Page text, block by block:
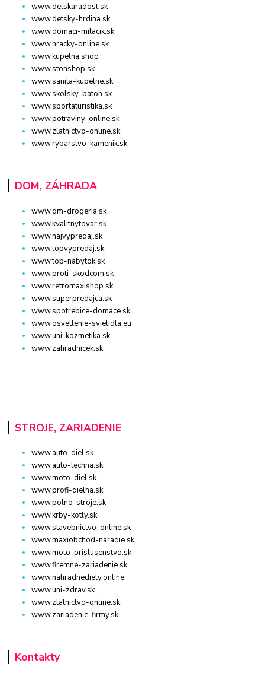
www.detskaradost.sk
www.detsky-hrdina.sk
www.domaci-milacik.sk
www.hracky-online.sk
www.kupelna.shop
www.stonshop.sk
www.sanita-kupelne.sk
www.skolsky-batoh.sk
www.sportaturistika.sk
www.potraviny-online.sk
www.zlatnictvo-online.sk
www.rybarstvo-kamenik.sk
DOM, ZÁHRADA
www.dm-drogeria.sk
www.kvalitnytovar.sk
www.najvypredaj.sk
www.topvypredaj.sk
www.top-nabytok.sk
www.proti-skodcom.sk
www.retromaxishop.sk
www.superpredajca.sk
www.spotrebice-domace.sk
www.osvetlenie-svietidla.eu
www.uni-kozmetika.sk
www.zahradnicek.sk
STROJE, ZARIADENIE
www.auto-diel.sk
www.auto-techna.sk
www.moto-diel.sk
www.profi-dielna.sk
www.polno-stroje.sk
www.krby-kotly.sk
www.stavebnictvo-online.sk
www.maxiobchod-naradie.sk
www.moto-prislusenstvo.sk
www.firemne-zariadenie.sk
www.nahradnediely.online
www.uni-zdrav.sk
www.zlatnictvo-online.sk
www.zariadenie-firmy.sk
Kontakty